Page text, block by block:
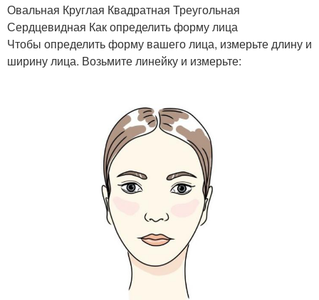
Овальная Круглая Квадратная Треугольная
Сердцевидная Как определить форму лица
Чтобы определить форму вашего лица, измерьте длину и
ширину лица. Возьмите линейку и измерьте: